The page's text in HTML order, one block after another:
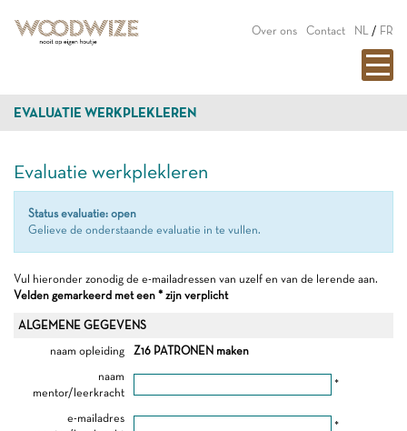
Over ons Contact NL / FR
EVALUATIE WERKPLEKLEREN
Evaluatie werkplekleren
Status evaluatie: open
Gelieve de onderstaande evaluatie in te vullen.
Vul hieronder zonodig de e-mailadressen van uzelf en van de lerende aan.
Velden gemarkeerd met een * zijn verplicht
ALGEMENE GEGEVENS
naam opleiding
Z16 PATRONEN maken
naam
mentor/leerkracht
*
e-mailadres
*